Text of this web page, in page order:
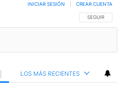
SIGA ESTA
SEGUIR
INICIAR SESIÓN CREAR CUENTA
LOS MÁS RECIENTES